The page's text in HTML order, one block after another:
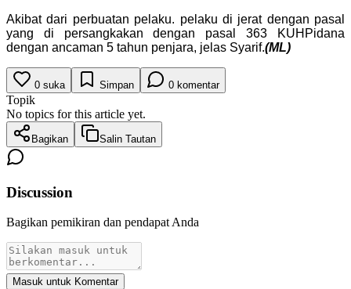
Akibat dari perbuatan pelaku. pelaku di jerat dengan pasal
yang di persangkakan dengan pasal 363 KUHPidana
dengan ancaman 5 tahun penjara, jelas Syarif.(ML)
0 suka Simpan 0 komentar
Topik
No topics for this article yet.
Bagikan Salin Tautan
Discussion
Bagikan pemikiran dan pendapat Anda
Masuk untuk Komentar